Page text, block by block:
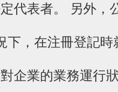
代表者。 另外，
下，在注冊登記
企業的業務運行